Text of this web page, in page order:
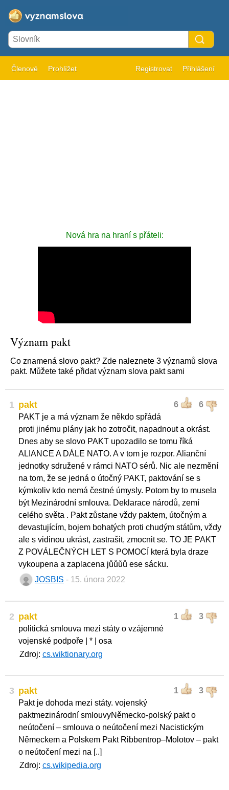
Členové Prohlížet Registrovat Přihlášení
Nová hra na hraní s přáteli:
Význam pakt
Co znamená slovo pakt? Zde naleznete 3 významů slova
pakt. Můžete také přidat význam slova pakt sami
1 6 6
pakt
PAKT je a má význam že někdo spřádá
proti jinému plány jak ho zotročit, napadnout a okrást.
Dnes aby se slovo PAKT upozadilo se tomu říká
ALIANCE A DÁLE NATO. A v tom je rozpor. Alianční
jednotky sdružené v rámci NATO sérů. Nic ale nezmění
na tom, že se jedná o útočný PAKT, paktování se s
kýmkoliv kdo nemá čestné úmysly. Potom by to musela
být Mezinárodní smlouva. Deklarace národů, zemí
celého světa . Pakt zůstane vždy paktem, útočným a
devastujícím, bojem bohatých proti chudým státům, vždy
ale s vidinou ukrást, zastrašit, zmocnit se. TO JE PAKT
Z POVÁLEČNÝCH LET S POMOCÍ která byla draze
vykoupena a zaplacena jůůůů ese sácku.
JOSBIS - 15. února 2022
2 1 3
pakt
politická smlouva mezi státy o vzájemné
vojenské podpoře | * | osa
Zdroj: cs.wiktionary.org
3 1 3
pakt
Pakt je dohoda mezi státy. vojenský
paktmezinárodní smlouvyNěmecko-polský pakt o
neútočení – smlouva o neútočení mezi Nacistickým
Německem a Polskem Pakt Ribbentrop–Molotov – pakt
o neútočení mezi na [..]
Zdroj: cs.wikipedia.org